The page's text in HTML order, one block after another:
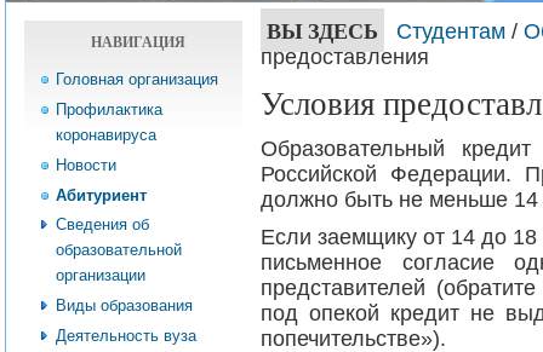
НАВИГАЦИЯ
Головная организация
Профилактика
коронавируса
Новости
Абитуриент
Сведения об
образовательной
организации
Виды образования
Деятельность вуза
ВЫ ЗДЕСЬ Студентам /
предоставления
Условия
Образовательный
Российской Федерации.
должно быть не меньше 14
Если заемщику от 14 до
письменное согласие
представителей
под опекой кредит не
попечительстве»).